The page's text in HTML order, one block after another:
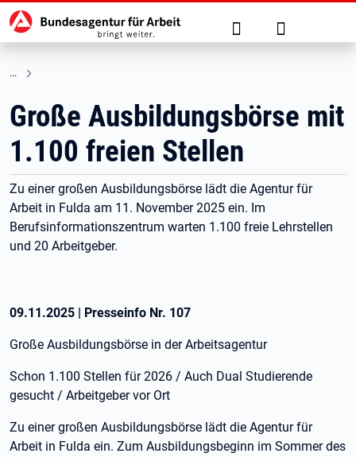
zu den Hauptinhalten springen
Hauptnavigation Suche Anmelden
Große Ausbildungsbörse mit
1.100 freien Stellen
Zu einer großen Ausbildungsbörse lädt die Agentur für
Arbeit in Fulda am 11. November 2025 ein. Im
Berufsinformationszentrum warten 1.100 freie Lehrstellen
und 20 Arbeitgeber.
09.11.2025 | Presseinfo Nr. 107
Große Ausbildungsbörse in der Arbeitsagentur
Schon 1.100 Stellen für 2026 / Auch Dual Studierende
gesucht / Arbeitgeber vor Ort
Zu einer großen Ausbildungsbörse lädt die Agentur für
Arbeit in Fulda ein. Zum Ausbildungsbeginn im Sommer des